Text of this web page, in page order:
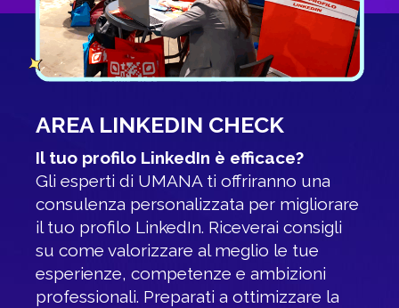
AREA LINKEDIN CHECK
Il tuo profilo LinkedIn è efficace?
Gli esperti di UMANA ti offriranno una
consulenza personalizzata per migliorare
il tuo profilo LinkedIn. Riceverai consigli
su come valorizzare al meglio le tue
esperienze, competenze e ambizioni
professionali. Preparati a ottimizzare la